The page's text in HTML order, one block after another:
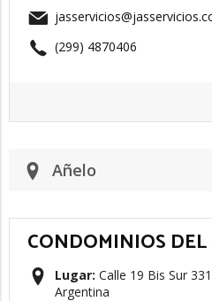
(299) 4870406
Añelo
CONDOMINIOS
Lugar: Calle 19 Bis Sur
Argentina